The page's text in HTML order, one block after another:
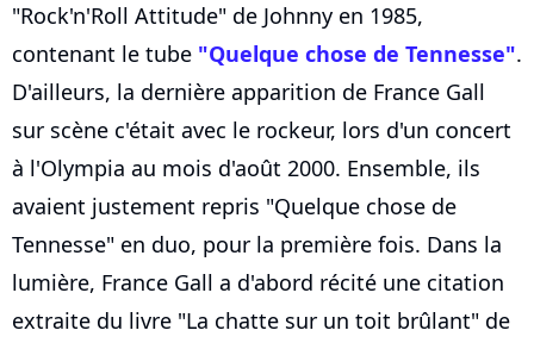
"Rock'n'Roll Attitude" de Johnny en 1985,
contenant le tube "Quelque chose de Tennesse".
D'ailleurs, la dernière apparition de France Gall
sur scène c'était avec le rockeur, lors d'un concert
à l'Olympia au mois d'août 2000. Ensemble, ils
avaient justement repris "Quelque chose de
Tennesse" en duo, pour la première fois. Dans la
lumière, France Gall a d'abord récité une citation
extraite du livre "La chatte sur un toit brûlant" de